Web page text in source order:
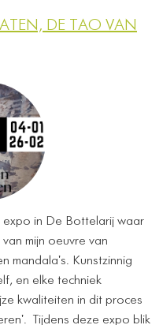
DE TAO VAN
expo in De Bottelarij waar
mijn oeuvre van
mandala's. Kunstzinnig
en elke techniek
kwaliteiten in dit proces
Tijdens deze expo blik